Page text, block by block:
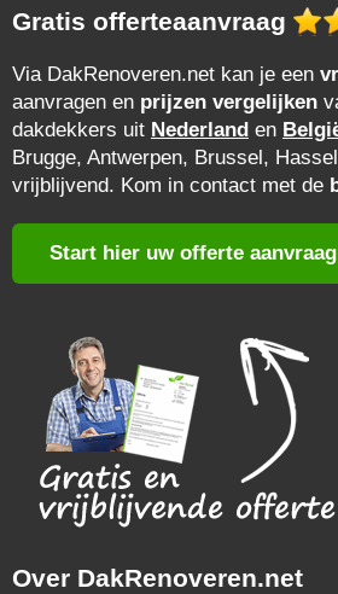
Gratis offerteaanvraag
Via DakRenoveren.net kan je een
aanvragen en prijzen vergelijken
dakdekkers uit Nederland en
Brugge, Antwerpen, Brussel,
vrijblijvend. Kom in contact met de
Start hier uw offerte aanvraag
Over DakRenoveren.net